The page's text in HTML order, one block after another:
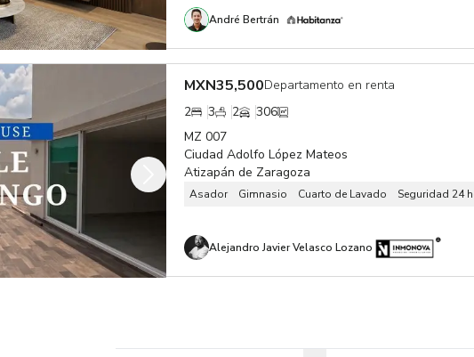
André Bertrán
MXN35,500Departamento en renta
2
3 2
306
MZ 007
Ciudad Adolfo López Mateos
Atizapán de Zaragoza
Asador Gimnasio Cuarto de Lavado Seguridad 24
Alejandro Javier Velasco Lozano